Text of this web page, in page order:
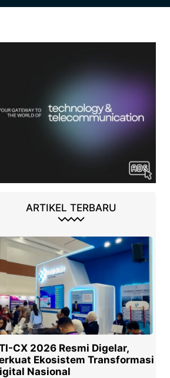
ARTIKEL TERBARU
CX 2026 Resmi Digelar,
Ekosistem Transformasi
Nasional